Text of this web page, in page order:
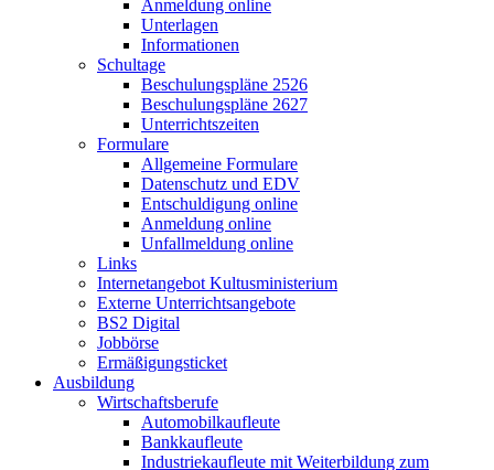
Anmeldung online
Unterlagen
Informationen
Schultage
Beschulungspläne 2526
Beschulungspläne 2627
Unterrichtszeiten
Formulare
Allgemeine Formulare
Datenschutz und EDV
Entschuldigung online
Anmeldung online
Unfallmeldung online
Links
Internetangebot Kultusministerium
Externe Unterrichtsangebote
BS2 Digital
Jobbörse
Ermäßigungsticket
Ausbildung
Wirtschaftsberufe
Automobilkaufleute
Bankkaufleute
Industriekaufleute mit Weiterbildung zum